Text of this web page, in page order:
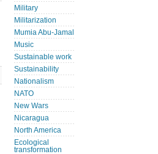
Military
Militarization
Mumia Abu-Jamal
Music
Sustainable work
Sustainability
Nationalism
NATO
New Wars
Nicaragua
North America
Ecological
transformation